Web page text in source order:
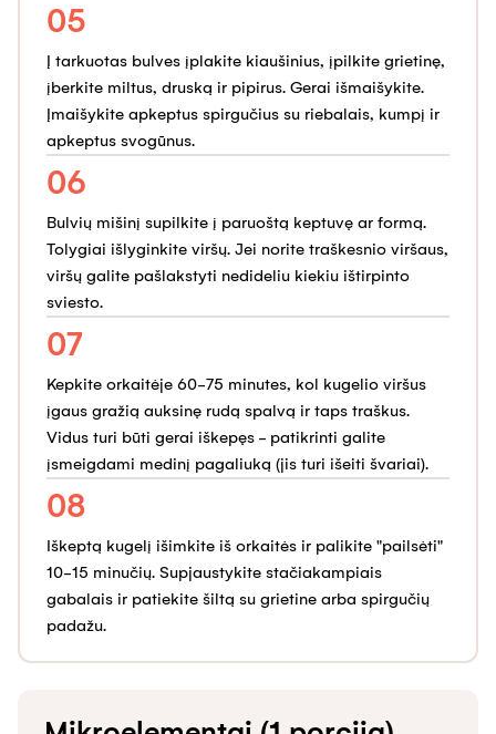
05
Į tarkuotas bulves įplakite kiaušinius, įpilkite grietinę,
įberkite miltus, druską ir pipirus. Gerai išmaišykite.
Įmaišykite apkeptus spirgučius su riebalais, kumpį ir
apkeptus svogūnus.
06
Bulvių mišinį supilkite į paruoštą keptuvę ar formą.
Tolygiai išlyginkite viršų. Jei norite traškesnio viršaus,
viršų galite pašlakstyti nedideliu kiekiu ištirpinto
sviesto.
07
Kepkite orkaitėje 60-75 minutes, kol kugelio viršus
įgaus gražią auksinę rudą spalvą ir taps traškus.
Vidus turi būti gerai iškepęs - patikrinti galite
įsmeigdami medinį pagaliuką (jis turi išeiti švariai).
08
Iškeptą kugelį išimkite iš orkaitės ir palikite "pailsėti"
10-15 minučių. Supjaustykite stačiakampiais
gabalais ir patiekite šiltą su grietine arba spirgučių
padažu.